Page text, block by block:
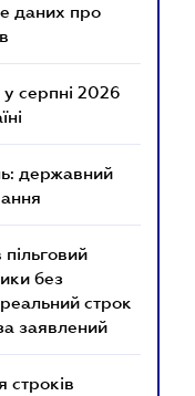
даних про
у серпні 2026
державний
без
строк
заявлений
строків